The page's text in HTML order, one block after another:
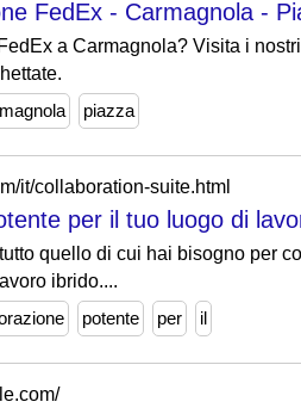
FedEx - Carmagnola -
a Carmagnola? Visita i
piazza
it/collaboration-suite.html
per il tuo luogo di
quello di cui hai bisogno per
ibrido....
potente per il